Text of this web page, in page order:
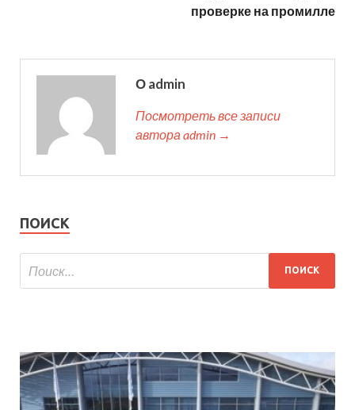
проверке на промилле
О admin
Посмотреть все записи
автора admin →
ПОИСК